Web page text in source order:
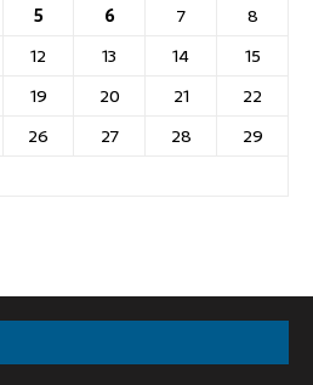
5 6 7
8
12 13 14
15
19 20 21
22
26 27 28
29